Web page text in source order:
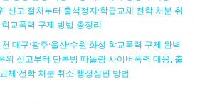
신고 절차부터 출석정지·학급교체·전학 처분 취
교폭력 구제 방법 총정리
·대구·광주·울산·수원·화성 학교폭력 구제 완벽
위 신고부터 단톡방 따돌림·사이버폭력 대응, 출
체·전학 처분 취소 행정심판 방법